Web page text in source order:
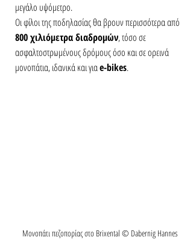
μεγάλο υψόμετρο.
Οι φίλοι της ποδηλασίας θα βρουν περισσότερα από
800 χιλιόμετρα διαδρομών, τόσο σε
ασφαλτοστρωμένους δρόμους όσο και σε ορεινά
μονοπάτια, ιδανικά και για e-bikes.
Μονοπάτι πεζοπορίας στο Brixental © Dabernig Hannes